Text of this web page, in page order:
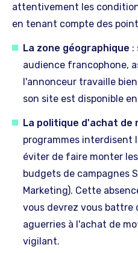
attentivement les
en tenant compte des
La zone géographique :
audience francophone,
l'annonceur travaille
son site est disponible
La politique d'achat de
programmes interdisent
éviter de faire monter
budgets de campagnes
Marketing). Cette
vous devrez vous battre
aguerries à l'achat de
vigilant.